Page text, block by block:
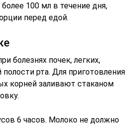
100 мл в течение дня,
перед едой.
болезнях почек, легких,
рта. Для приготовления
корней заливают стаканом
6 часов. Молоко не должно